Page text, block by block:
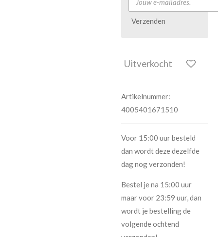
Verzenden
Uitverkocht
Artikelnummer:
4005401671510
Voor 15:00 uur besteld
dan wordt deze dezelfde
dag nog verzonden!
Bestel je na 15:00 uur
maar voor 23:59 uur, dan
wordt je bestelling de
volgende ochtend